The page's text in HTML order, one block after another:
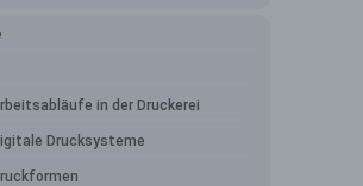
in der Druckerei
Drucksysteme